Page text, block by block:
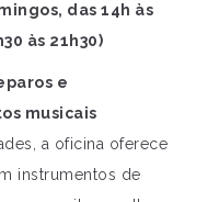
das 14h às
às 21h30)
e
musicais
a oficina oferece
instrumentos de